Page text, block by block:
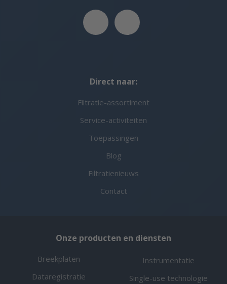
Direct naar:
Filtratie-assortiment
Service-activiteiten
Toepassingen
Blog
Filtratienieuws
Contact
Onze producten en diensten
Breekplaten
Dataregistratie
Instrumentatie
Single-use technologie